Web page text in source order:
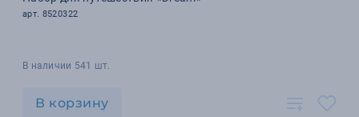
арт. 8520322
В наличии 541 шт.
В корзину